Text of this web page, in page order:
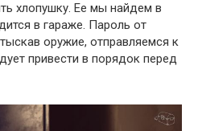
хлопушку. Ее мы найдем в
в гараже. Пароль от
оружие, отправляемся к
привести в порядок перед